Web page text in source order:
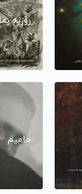
روزبه
حامیم